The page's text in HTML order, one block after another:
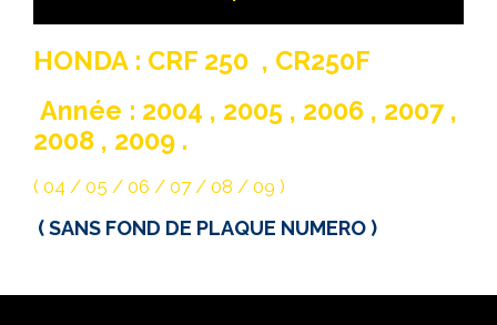
HONDA : CRF 250 , CR250F
Année : 2004 , 2005 , 2006 , 2007 ,
2008 , 2009 .
( 04 / 05 / 06 / 07 / 08 / 09 )
( SANS FOND DE PLAQUE NUMERO )